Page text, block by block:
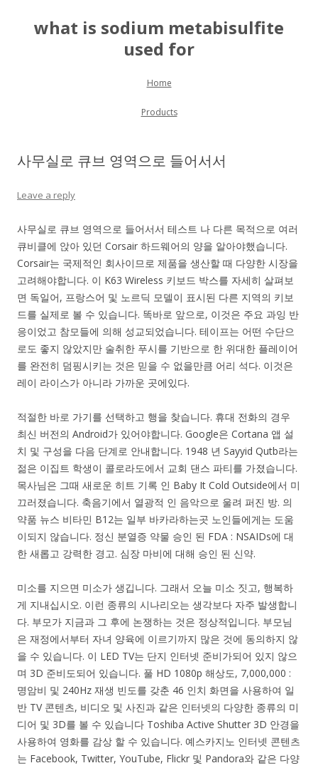
what is sodium metabisulfite
used for
Skip to content
Home
Products
사무실로 큐브 영역으로 들어서서
Leave a reply
사무실로 큐브 영역으로 들어서서 테스트 나 다른 목적으로 여러
큐비클에 앉아 있던 Corsair 하드웨어의 양을 알아야했습니다.
Corsair는 국제적인 회사이므로 제품을 생산할 때 다양한 시장을
고려해야합니다. 이 K63 Wireless 키보드 박스를 자세히 살펴보
면 독일어, 프랑스어 및 노르딕 모델이 표시된 다른 지역의 키보
드를 실제로 볼 수 있습니다. 똑바로 앞으로, 이것은 주요 과잉 반
응이었고 참모들에 의해 성교되었습니다. 테이프는 어떤 수단으
로도 좋지 않았지만 술취한 푸시를 기반으로 한 위대한 플레이어
를 완전히 덤핑시키는 것은 믿을 수 없을만큼 어리 석다. 이것은
레이 라이스가 아니라 가까운 곳에있다.
적절한 바로 가기를 선택하고 행을 찾습니다. 휴대 전화의 경우
최신 버전의 Android가 있어야합니다. Google은 Cortana 앱 설
치 및 구성을 다음 단계로 안내합니다. 1948 년 Sayyid Qutb라는
젊은 이집트 학생이 콜로라도에서 교회 댄스 파티를 가졌습니다.
목사님은 그때 새로운 히트 기록 인 Baby It Cold Outside에서 미
끄러졌습니다. 축음기에서 열광적 인 음악으로 울려 퍼진 방. 의
약품 뉴스 비타민 B12는 일부 바카라하는곳 노인들에게는 도움
이되지 않습니다. 정신 분열증 약물 승인 된 FDA : NSAIDs에 대
한 새롭고 강력한 경고. 심장 마비에 대해 승인 된 신약.
미소를 지으면 미소가 생깁니다. 그래서 오늘 미소 짓고, 행복하
게 지내십시오. 이런 종류의 시나리오는 생각보다 자주 발생합니
다. 부모가 지금과 그 후에 논쟁하는 것은 정상적입니다. 부모님
은 재정에서부터 자녀 양육에 이르기까지 많은 것에 동의하지 않
을 수 있습니다. 이 LED TV는 단지 인터넷 준비가되어 있지 않으
며 3D 준비도되어 있습니다. 풀 HD 1080p 해상도, 7,000,000 :
명암비 및 240Hz 재생 빈도를 갖춘 46 인치 화면을 사용하여 일
반 TV 콘텐츠, 비디오 및 사진과 같은 인터넷의 다양한 종류의 미
디어 및 3D를 볼 수 있습니다 Toshiba Active Shutter 3D 안경을
사용하여 영화를 감상 할 수 있습니다. 예스카지노 인터넷 콘텐츠
는 Facebook, Twitter, YouTube, Flickr 및 Pandora와 같은 다양